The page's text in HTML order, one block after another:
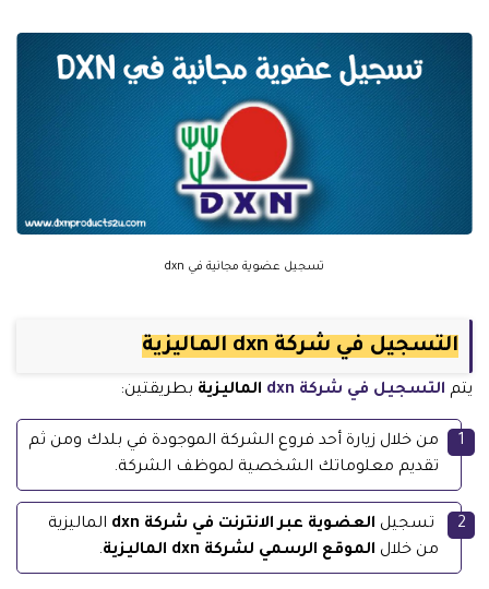
تسجيل عضوية مجانية في dxn
التسجيل في شركة dxn الماليزية
يتم التسجيل في شركة dxn الماليزية بطريقتين:
من خلال زيارة أحد فروع الشركة الموجودة في بلدك ومن ثم
تقديم معلوماتك الشخصية لموظف الشركة.
تسجيل العضوية عبر الانترنت في شركة dxn
الماليزية
من خلال الموقع الرسمي لشركة dxn الماليزية .